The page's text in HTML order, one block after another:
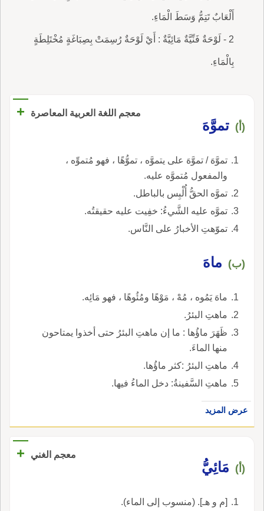
أَلْعَابٌ تَتِمُّ وَسَطَ الْمَاءِ.
2 - لَوْحَةٌ فَنِّيَّةٌ مَائِيَّةٌ : أَيْ لَوْحَةٌ رُسِمَتْ بِصِبَاغَةٍ مُخْتَلِطَةٍ
بِالْمَاءِ.
معجم اللغة العربية المعاصرة +
(أ) تموَّهَ
تموَّهَ / تموَّهَ على يتموَّه ، تموُّهًا ، فهو مُتموِّه ،
والمفعول مُتموَّه عليه.
تموَّه الحقُّ أُلْبِس بالباطل.
تموَّه عليه الشَّيءُ: خفِيت عليه حقيقتُه.
تموّهتِ الأخبارُ على النَّاس.
(ب) ماهَ
ماهَ يَمُوه ، مُهْ ، مَوْهًا ومُئُوهًا ، فهو مَائِه.
ماهتِ البئرُ.
ظَهَرَ ماؤُها : ما إن ماهتِ البئرُ حتى أخذوا يمتاحون
منها الماءَ.
ماهتِ البئرُ :كثر ماؤُها.
ماهتِ السَّفينةُ: دخل الماءُ فيها.
عرض المزيد
معجم الغني +
(أ) مَائِيُّ
[م و هـ]. (منسوب إلى الماء).